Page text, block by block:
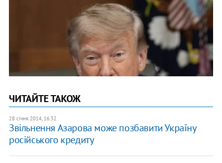
ЧИТАЙТЕ ТАКОЖ
28 січня 2014, 16:32
Звільнення Азарова може позбавити Україну
російського кредиту